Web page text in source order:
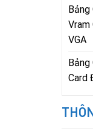
Bảng
Vram
VGA
Bảng
Card